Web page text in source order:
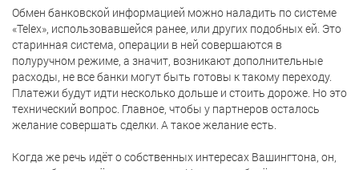
Обмен банковской информацией можно наладить по системе
«Telex», использовавшейся ранее, или других подобных ей. Это
старинная система, операции в ней совершаются в
полуручном режиме, а значит, возникают дополнительные
расходы, не все банки могут быть готовы к такому переходу.
Платежи будут идти несколько дольше и стоить дороже. Но это
технический вопрос. Главное, чтобы у партнеров осталось
желание совершать сделки. А такое желание есть.
Когда же речь идёт о собственных интересах Вашингтона, он,